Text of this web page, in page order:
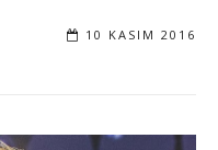
10 KASIM 2016